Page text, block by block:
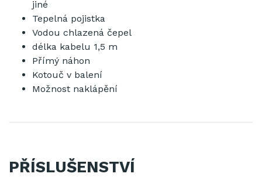
jiné
Tepelná pojistka
Vodou chlazená čepel
délka kabelu 1,5 m
Přímý náhon
Kotouč v balení
Možnost naklápění
PŘÍSLUŠENSTVÍ